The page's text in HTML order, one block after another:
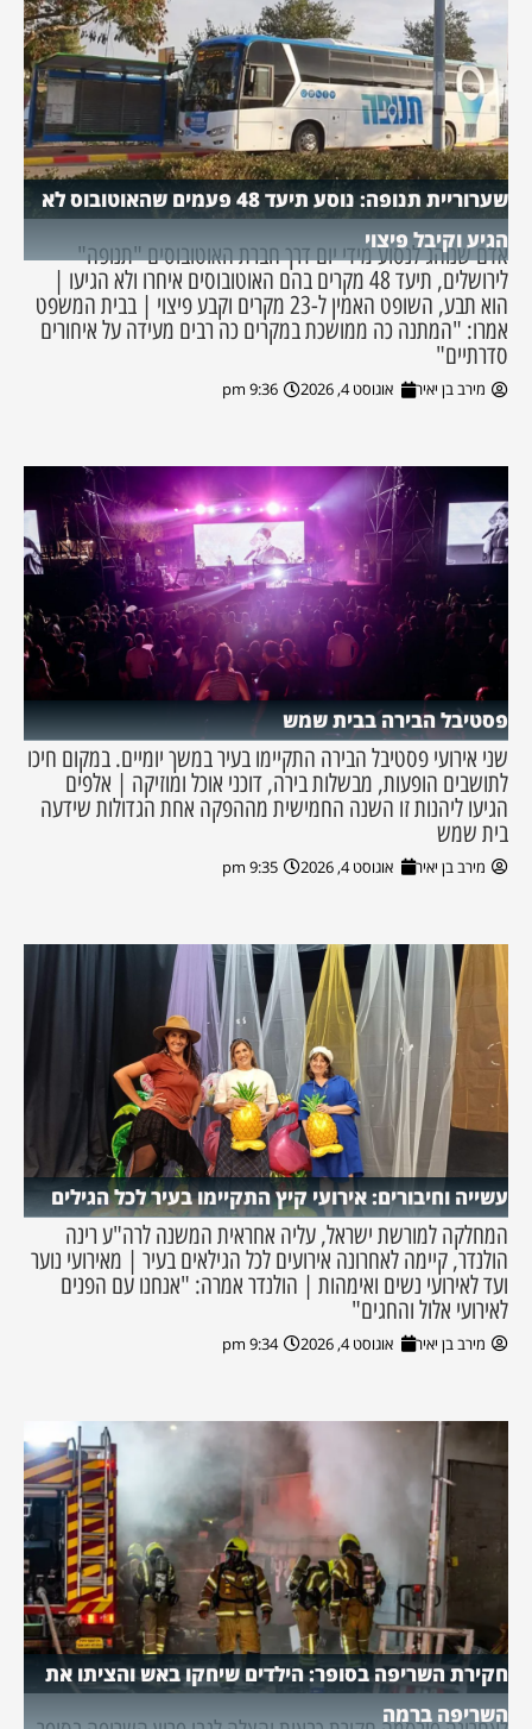
שערוריית תנופה: נוסע תיעד 48 פעמים שהאוטובוס לא
הגיע וקיבל פיצוי
אדם שנוהג לנסוע מידי יום דרך חברת האוטובוסים "תנופה"
לירושלים, תיעד 48 מקרים בהם האוטובוסים איחרו ולא הגיעו |
הוא תבע, השופט האמין ל-23 מקרים וקבע פיצוי | בבית המשפט
אמרו: "המתנה כה ממושכת במקרים כה רבים מעידה על איחורים
סדרתיים"
מירב בן יאיר אוגוסט 4, 2026 9:36 pm
פסטיבל הבירה בבית שמש
שני אירועי פסטיבל הבירה התקיימו בעיר במשך יומיים. במקום חיכו
לתושבים הופעות, מבשלות בירה, דוכני אוכל ומוזיקה | אלפים
הגיעו ליהנות זו השנה החמישית מההפקה אחת הגדולות שידעה
בית שמש
מירב בן יאיר אוגוסט 4, 2026 9:35 pm
עשייה וחיבורים: אירועי קיץ התקיימו בעיר לכל הגילים
המחלקה למורשת ישראל, עליה אחראית המשנה לרה"ע רינה
הולנדר, קיימה לאחרונה אירועים לכל הגילאים בעיר | מאירועי נוער
ועד לאירועי נשים ואימהות | הולנדר אמרה: "אנחנו עם הפנים
לאירועי אלול והחגים"
מירב בן יאיר אוגוסט 4, 2026 9:34 pm
חקירת השריפה בסופר: הילדים שיחקו באש והציתו את
השריפה ברמה